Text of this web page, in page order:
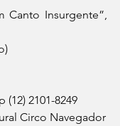
Canto Insurgente”,
(12) 2101-8249
Circo Navegador